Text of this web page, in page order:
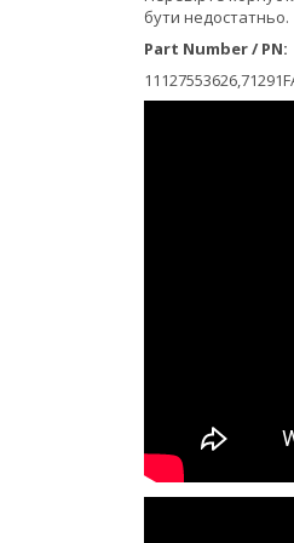
бути недостатньо.
Part Number / PN: